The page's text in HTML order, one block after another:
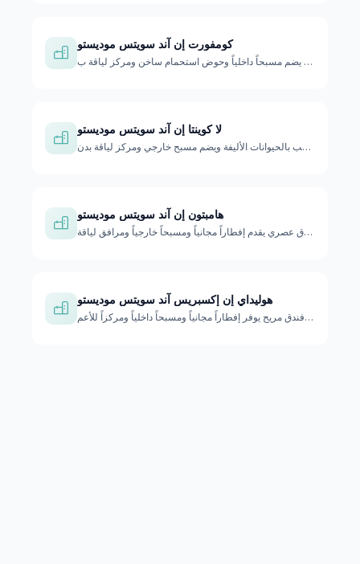
كومفورت إن آند سويتس موديستو
فندق عصري يضم مسبحاً داخلياً وحوض استحمام ساخن ومركز لياقة ب…
لا كوينتا إن آند سويتس موديستو
فندق يرحب بالحيوانات الأليفة ويضم مسبح خارجي ومركز لياقة بدن…
هامبتون إن آند سويتس موديستو
فندق عصري يقدم إفطاراً مجانياً ومسبحاً خارجياً ومرافق لياقة …
هوليداي إن إكسبريس آند سويتس موديستو
فندق مريح يوفر إفطاراً مجانياً ومسبحاً داخلياً ومركزاً للأعم…